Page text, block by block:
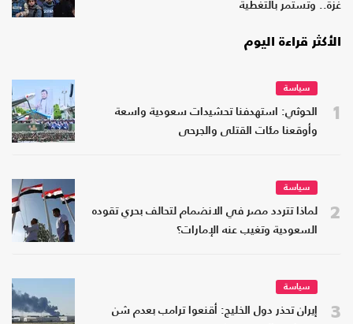
غزة.. وتستمر بالتغطية
الأكثر قراءة اليوم
1
سياسة
الحوثي: استهدفنا تحشيدات سعودية واسعة
وأوقعنا مئات القتلى والجرحى
2
سياسة
لماذا تتردد مصر في الانضمام لتحالف بحري تقوده
السعودية وتغيب عنه الإمارات؟
3
سياسة
إيران تحذر دول الخليج: أقنعوا ترامب بعدم شن